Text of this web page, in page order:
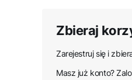
Zbieraj
Zarejestruj się i
Masz już konto?